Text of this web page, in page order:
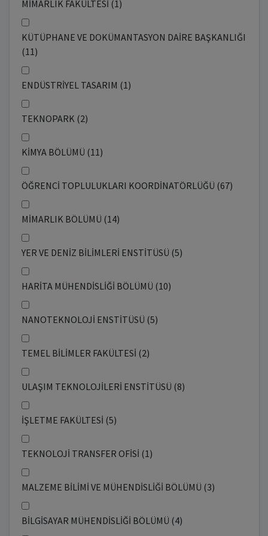
MİMARLIK FAKÜLTESİ (1)
KÜTÜPHANE VE DOKÜMANTASYON DAİRE BAŞKANLIĞI
(11)
ENDÜSTRİYEL TASARIM (1)
TEKNOPARK (2)
KİMYA BÖLÜMÜ (11)
ÖĞRENCİ TOPLULUKLARI KOORDİNATÖRLÜĞÜ (67)
MİMARLIK BÖLÜMÜ (14)
YER VE DENİZ BİLİMLERİ ENSTİTÜSÜ (5)
HARİTA MÜHENDİSLİĞİ BÖLÜMÜ (10)
NANOTEKNOLOJİ ENSTİTÜSÜ (5)
TEMEL BİLİMLER FAKÜLTESİ (2)
ULAŞIM TEKNOLOJİLERİ ENSTİTÜSÜ (8)
İŞLETME FAKÜLTESİ (5)
TEKNOLOJİ TRANSFER OFİSİ (1)
MALZEME BİLİMİ VE MÜHENDİSLİĞİ BÖLÜMÜ (3)
BİLGİSAYAR MÜHENDİSLİĞİ BÖLÜMÜ (4)